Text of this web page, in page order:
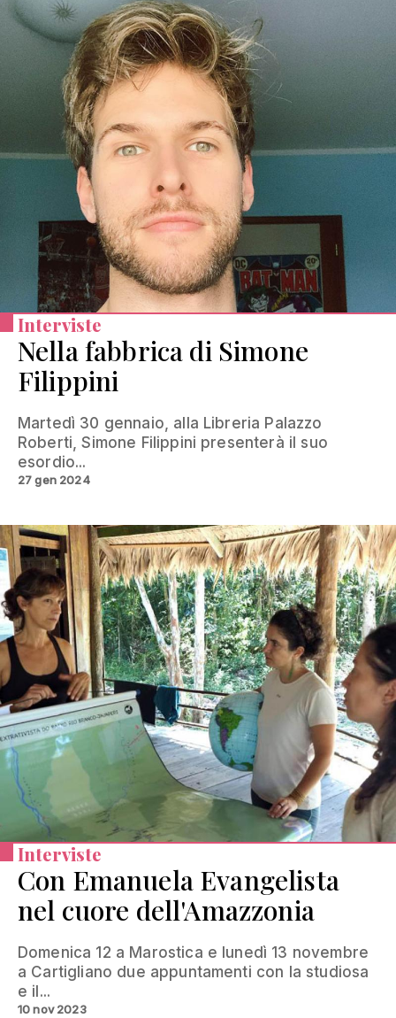
Interviste
Nella fabbrica di Simone
Filippini
Martedì 30 gennaio, alla Libreria Palazzo
Roberti, Simone Filippini presenterà il suo
esordio...
27 gen 2024
Interviste
Con Emanuela Evangelista
nel cuore dell'Amazzonia
Domenica 12 a Marostica e lunedì 13 novembre
a Cartigliano due appuntamenti con la studiosa
e il...
10 nov 2023